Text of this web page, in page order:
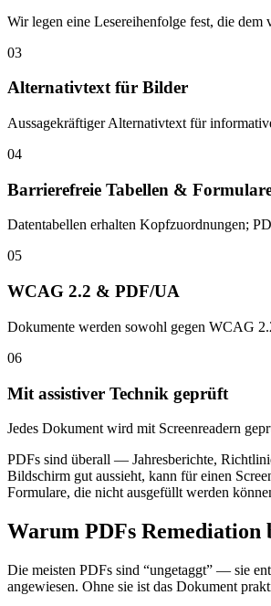
Wir legen eine Lesereihenfolge fest, die
03
Alternativtext für Bilder
Aussagekräftiger Alternativtext für
04
Barrierefreie Tabellen &
Datentabellen erhalten Kopfzuordnungen;
05
WCAG 2.2 & PDF/UA
Dokumente werden sowohl gegen WCAG
06
Mit assistiver Technik geprüft
Jedes Dokument wird mit Screenreadern
PDFs sind überall — Jahresberichte,
Bildschirm gut aussieht, kann für einen
Formulare, die nicht ausgefüllt werden
Warum PDFs Remediation
Die meisten PDFs sind “ungetaggt” — sie
angewiesen. Ohne sie ist das Dokument